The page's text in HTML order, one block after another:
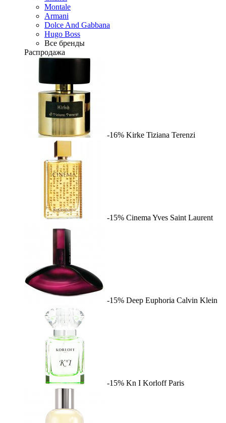
Montale
Armani
Dolce And Gabbana
Hugo Boss
Все бренды
Распродажа
-16% Kirke Tiziana Terenzi
-15% Cinema Yves Saint Laurent
-15% Deep Euphoria Calvin Klein
-15% Kn I Korloff Paris